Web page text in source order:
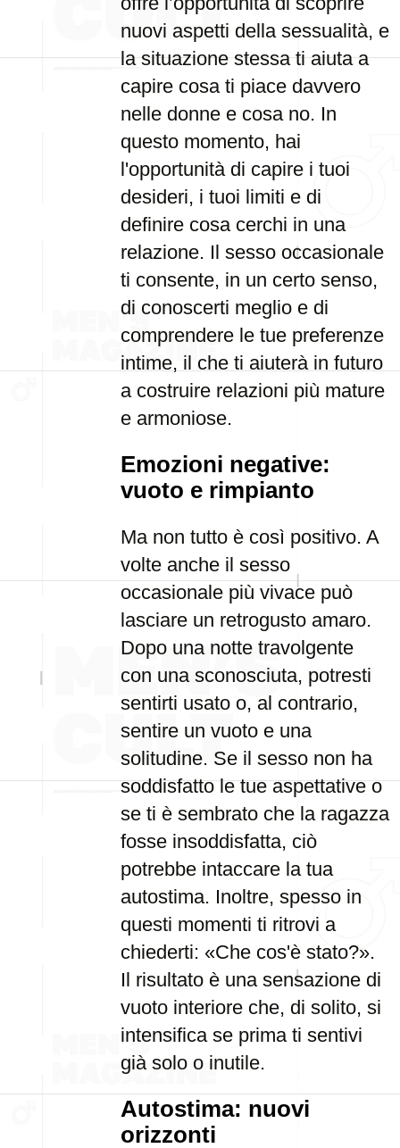
nuovi aspetti della sessualità, e
la situazione stessa ti aiuta a
capire cosa ti piace davvero
nelle donne e cosa no. In
questo momento, hai
l'opportunità di capire i tuoi
desideri, i tuoi limiti e di
definire cosa cerchi in una
relazione. Il sesso occasionale
ti consente, in un certo senso,
di conoscerti meglio e di
comprendere le tue preferenze
intime, il che ti aiuterà in futuro
a costruire relazioni più mature
e armoniose.
Emozioni negative:
vuoto e rimpianto
Ma non tutto è così positivo. A
volte anche il sesso
occasionale più vivace può
lasciare un retrogusto amaro.
Dopo una notte travolgente
con una sconosciuta, potresti
sentirti usato o, al contrario,
sentire un vuoto e una
solitudine. Se il sesso non ha
soddisfatto le tue aspettative o
se ti è sembrato che la ragazza
fosse insoddisfatta, ciò
potrebbe intaccare la tua
autostima. Inoltre, spesso in
questi momenti ti ritrovi a
chiederti: «Che cos'è stato?».
Il risultato è una sensazione di
vuoto interiore che, di solito, si
intensifica se prima ti sentivi
già solo o inutile.
Autostima: nuovi
orizzonti